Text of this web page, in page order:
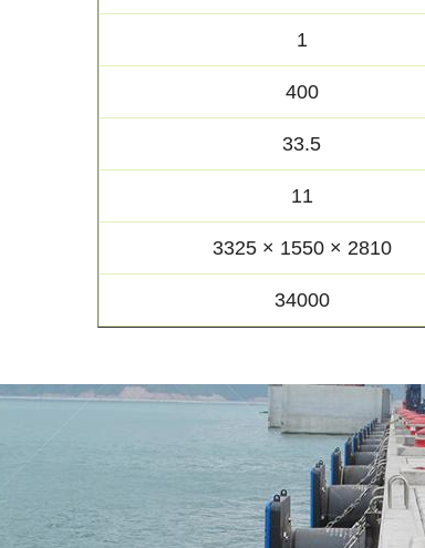
1
400
33.5
11
2810 × 1550 × 3325
34000